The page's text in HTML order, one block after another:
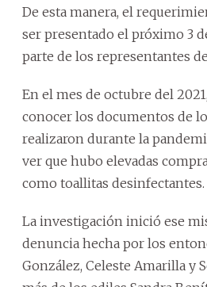
De esta manera, el
ser presentado el próximo 3
parte de los representantes
En el mes de octubre del
conocer los documentos de
realizaron durante la
ver que hubo elevadas
como toallitas desinfectantes.
La investigación inició ese
denuncia hecha por los
González, Celeste Amarilla y